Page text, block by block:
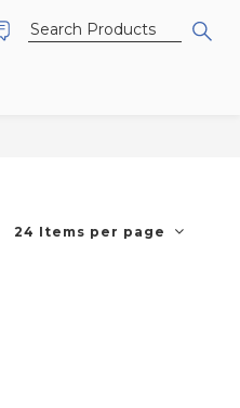
24 Items per page